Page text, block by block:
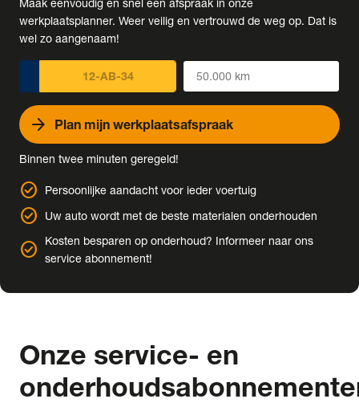
werkplaatsplanner. Weer veilig en vertrouwd de weg op. Dat is
wel zo aangenaam!
arrow_forward Plan mijn werkplaatsafspraak
Binnen twee minuten geregeld!
check_circle Persoonlijke aandacht voor ieder voertuig
check_circle Uw auto wordt met de beste materialen onderhouden
check_circle
Kosten besparen op onderhoud? Informeer naar ons
service abonnement!
Onze service- en